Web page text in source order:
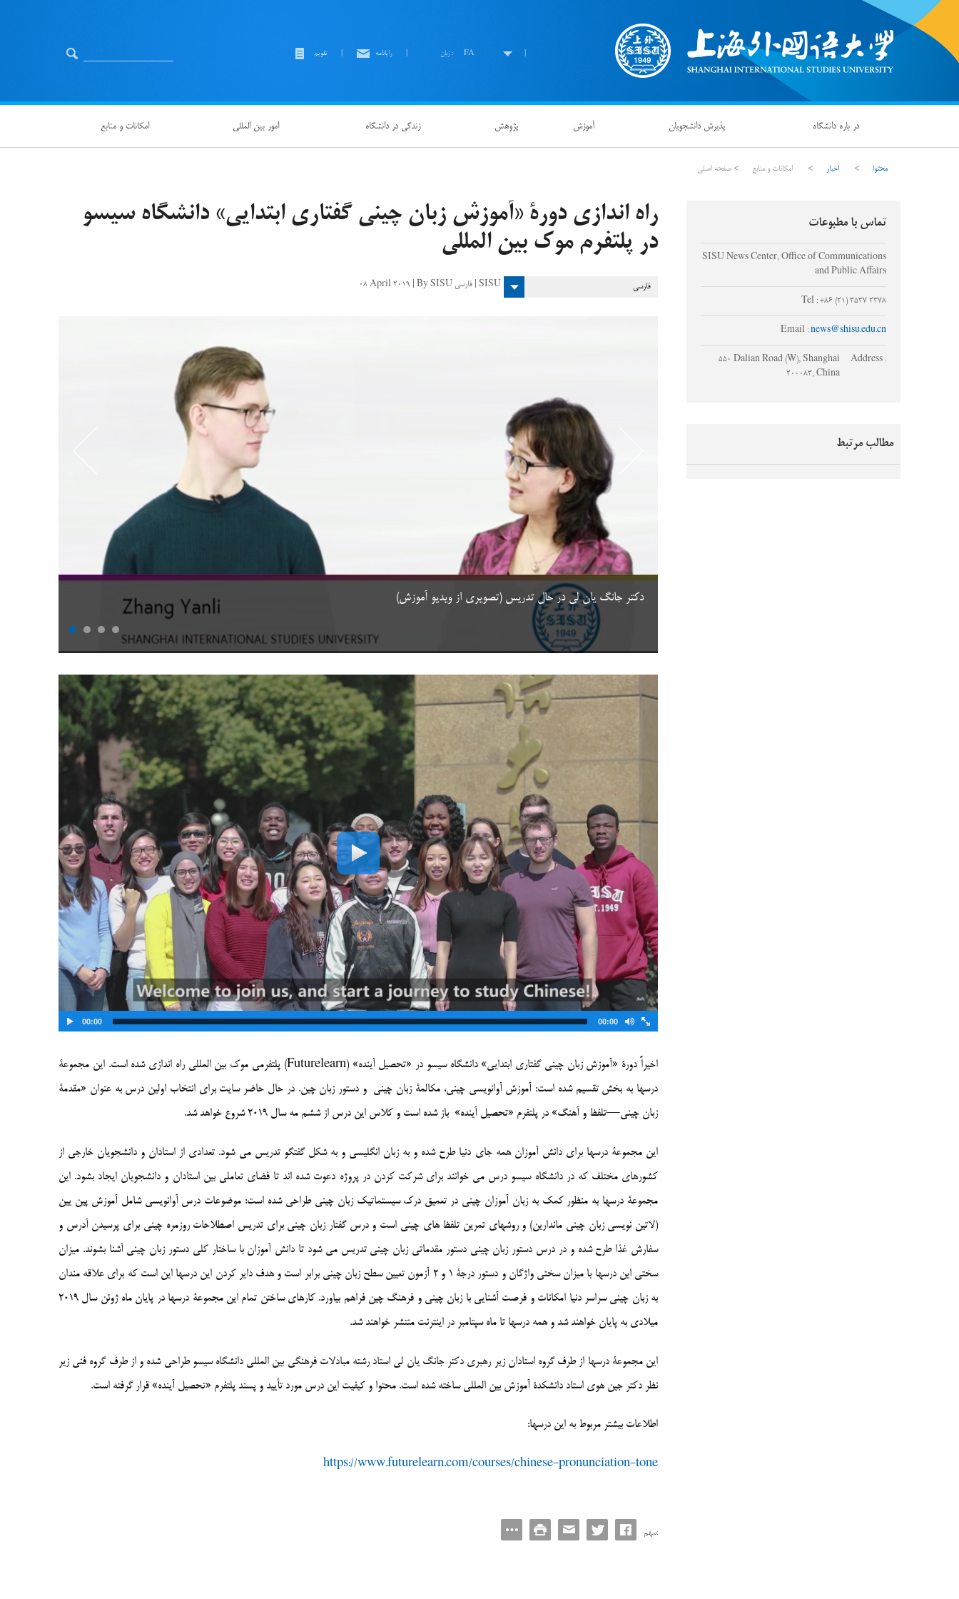
زبان : FA رايانامه تقویم
امکانات و منابع امور بین المللی زندگی در دانشگاه پژوهش آموزش پذیرش دانشجویان در باره دانشگاه
محتوا > اخبار > امکانات و منابع > صفحه اصلی
تماس با مطبوعات
SISU News Center, Office of Communications
and Public Affairs
Tel : +86 (21) 3537 2378
Email :news@shisu.edu.cn
Address :
550 Dalian Road (W), Shanghai
200083, China
مطالب مرتبط
راه اندازی دورۀ «آموزش زبان چینی گفتاری ابتدایی» دانشگاه سیسو
در پلتفرم موک بین المللی
08 April 2019 | By SISU فارسی | SISU فارسی
(دکتر جانگ یان لی در حال تدریس (تصویری از ویدیو آموزش
00:00 00:00
اخیراً دورۀ «آموزش زبان چینی گفتاری ابتدایی» دانشگاه سیسو در «تحصیل آینده» (Futurelearn) پلتفرمی موک بین المللی راه اندازی شده است. این مجموعۀ
درسها به بخش تقسیم شده است: آموزش آوانویسی چینی، مکالمۀ زبان چینی و دستور زبان چین. در حال حاضر سایت برای انتخاب اولین درس به عنوان «مقدمۀ
زبان چینی—تلفظ و آهنگ» در پلتفرم «تحصیل آینده» باز شده است و کلاس این درس از ششم مه سال 2019 شروع خواهد شد.
این مجموعۀ درسها برای دانش آموزان همه جای دنیا طرح شده و به زبان انگلیسی و به شکل گفتگو تدریس می شود. تعدادی از استادان و دانشجویان خارجی از
کشورهای مختلف که در دانشگاه سیسو درس می خوانند برای شرکت کردن در پروژه دعوت شده اند تا فضای تعاملی بین استادان و دانشجویان ایجاد بشود. این
مجموعۀ درسها به منظور کمک به زبان آموزان چینی در تعمیق درک سیستماتیک زبان چینی طراحی شده است: موضوعات درس آوانویسی شامل آموزش پین یین
(لاتین نویسی زبان چینی ماندارین) و روشهای تمرین تلفظ های چینی است و درس گفتار زبان چینی برای تدریس اصطلاحات روزمره چینی برای پرسیدن آدرس و
سفارش غذا طرح شده و در درس دستور زبان چینی دستور مقدماتی زبان چینی تدریس می شود تا دانش آموزان با ساختار کلی دستور زبان چینی آشنا بشوند. میزان
سختی این درسها با میزان سختی واژگان و دستور درجۀ 1 و 2 آزمون تعیین سطح زبان چینی برابر است و هدف دایر کردن این درسها این است که برای علاقه مندان
به زبان چینی سراسر دنیا امکانات و فرصت آشنایی با زبان چینی و فرهنگ چین فراهم بیاورد. کارهای ساختن تمام این مجموعۀ درسها در پایان ماه ژوئن سال 2019
میلادی به پایان خواهند شد و همه درسها تا ماه سپتامبر در اینترنت منتشر خواهند شد.
این مجموعۀ درسها از طرف گروه استادان زیر رهبری دکتر جانگ یان لی استاد رشته مبادلات فرهنگی بین المللی دانشگاه سیسو طراحی شده و از طرف گروه فنی زیر
نظر دکتر جین هوی استاد دانشکدۀ آموزش بین المللی ساخته شده است. محتوا و کیفیت این درس مورد تأیید و پسند پلتفرم «تحصیل آینده» قرار گرفته است.
اطلاعات بیشتر مربوط به این درسها:
https://www.futurelearn.com/courses/chinese-pronunciation-tone
سهم: